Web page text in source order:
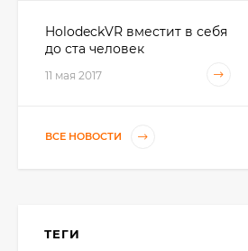
HolodeckVR вместит в себя
до ста человек
11 мая 2017
ВСЕ НОВОСТИ
ТЕГИ